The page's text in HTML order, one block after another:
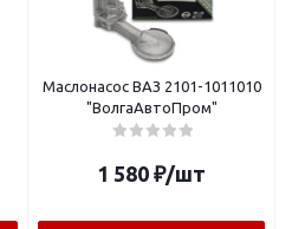
Маслонасос ВАЗ 2101-1011010
"ВолгаАвтоПром"
1 580 ₽/шт